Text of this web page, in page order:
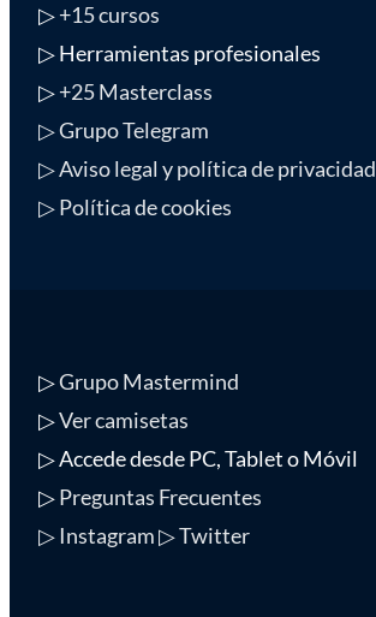
▷+15 cursos
▷ Herramientas profesionales
▷+25 Masterclass
▷ Grupo Telegram
▷ Aviso legal y política de privacidad
▷ Política de cookies
▷Grupo Mastermind
▷Ver camisetas
▷ Accede desde PC, Tablet o Móvil
▷Preguntas Frecuentes
▷ Instagram▷ Twitter